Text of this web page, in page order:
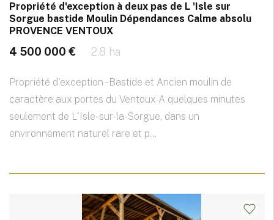
Propriété d'exception à deux pas de L 'Isle sur
Sorgue bastide Moulin Dépendances Calme absolu
PROVENCE VENTOUX
4 500 000 € 2.8 ha
Propriété d'exception - Bastide et Ancien moulin de
caractère aux portes du Ventoux A quelques minutes
seulement de L'Isle-sur-la-Sorgue, dans un
environnement naturel rare et p...